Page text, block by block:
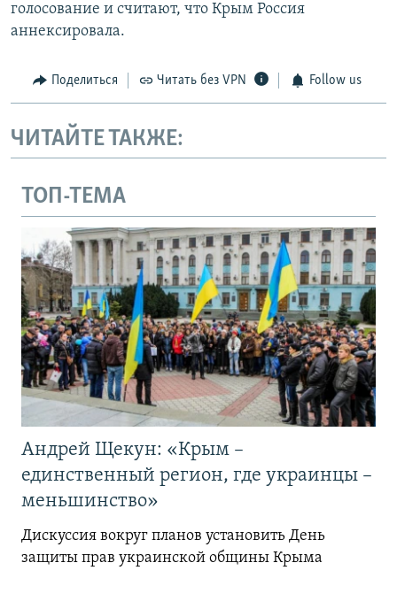
голосование и считают, что Крым Россия
аннексировала.
Поделиться Читать без VPN Follow us
ЧИТАЙТЕ ТАКЖЕ:
ТОП-ТЕМА
Андрей Щекун: «Крым –
единственный регион, где украинцы –
меньшинство»
Дискуссия вокруг планов установить День
защиты прав украинской общины Крыма